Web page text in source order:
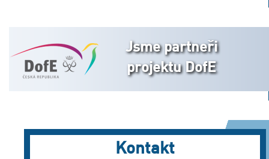
Jsme partneři
projektu DofE
Kontakt